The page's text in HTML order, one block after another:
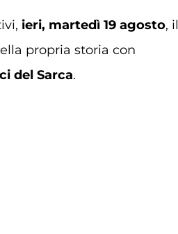
ieri, martedì 19 agosto, il
propria storia con
del Sarca.